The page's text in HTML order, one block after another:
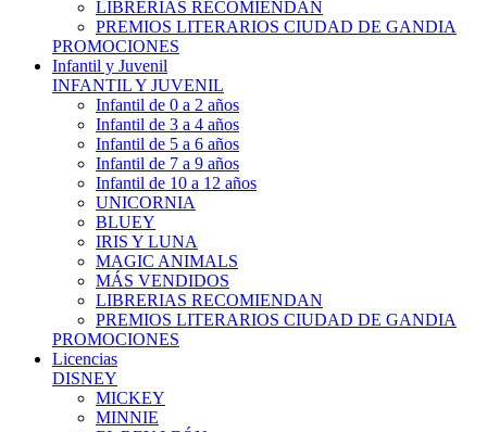
LIBRERIAS RECOMIENDAN
PREMIOS LITERARIOS CIUDAD DE GANDIA
PROMOCIONES
Infantil y Juvenil
INFANTIL Y JUVENIL
Infantil de 0 a 2 años
Infantil de 3 a 4 años
Infantil de 5 a 6 años
Infantil de 7 a 9 años
Infantil de 10 a 12 años
UNICORNIA
BLUEY
IRIS Y LUNA
MAGIC ANIMALS
MÁS VENDIDOS
LIBRERIAS RECOMIENDAN
PREMIOS LITERARIOS CIUDAD DE GANDIA
PROMOCIONES
Licencias
DISNEY
MICKEY
MINNIE